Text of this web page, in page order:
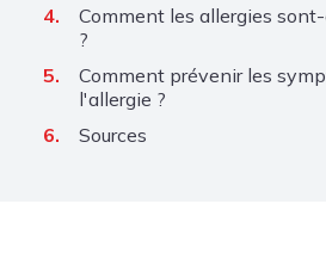
Comment les allergies
?
Comment prévenir les
l'allergie ?
Sources